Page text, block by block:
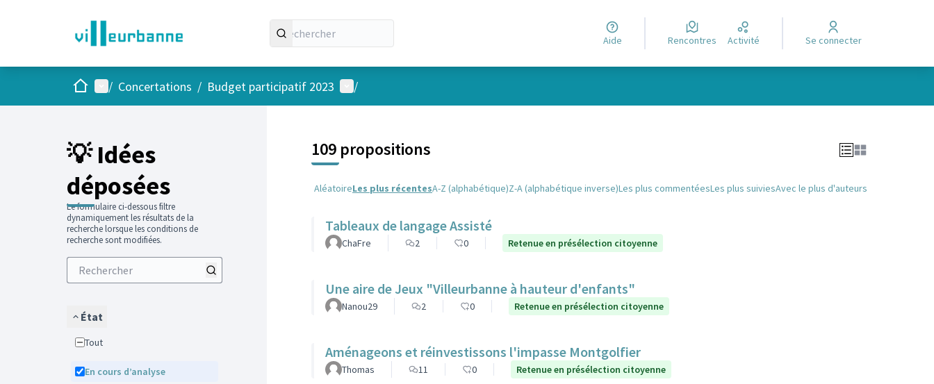
Aide Rencontres Activité Se connecter
AccueilMenu principal
/ Concertations / Budget participatif 2023 Menu utilisateur
/
💡 Idées
déposées
Le formulaire ci-dessous filtre
dynamiquement les résultats de la
recherche lorsque les conditions de
recherche sont modifiées.
État
Tout
En cours d’analyse
109 propositions
AléatoireLes plus récentesA-Z (alphabétique)Z-A (alphabétique inverse)Les plus commentéesLes plus suiviesAvec le plus d'auteurs
Tableaux de langage Assisté
ChaFre 2 0 Retenue en présélection citoyenne
Une aire de Jeux "Villeurbanne à hauteur d'enfants"
Nanou29 2 0 Retenue en présélection citoyenne
Aménageons et réinvestissons l'impasse Montgolfier
Thomas 11 0 Retenue en présélection citoyenne